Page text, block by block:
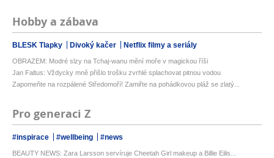
Hobby a zábava
BLESK Tlapky Divoký kačer Netflix filmy a seriály
OBRAZEM: Modré slzy na Tchaj-wanu mění moře v magickou říši
Jan Faltus: Vždycky mně přišlo trošku zvrhlé splachovat pitnou vodou
Zapomeňte na rozpálené Středomoří! Zamiřte na pohádkovou pláž se zlatý...
Pro generaci Z
#inspirace #wellbeing #news
BEAUTY NEWS: Zara Larsson servíruje Cheetah Girl makeup a Billie Eilis...